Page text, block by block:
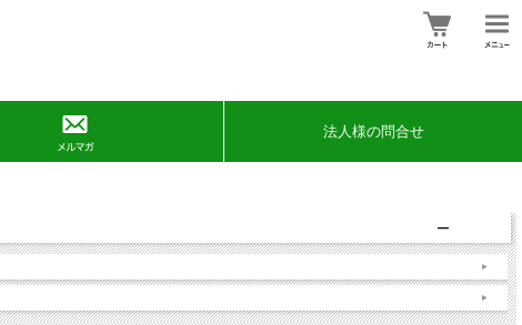
法人様の問合せ